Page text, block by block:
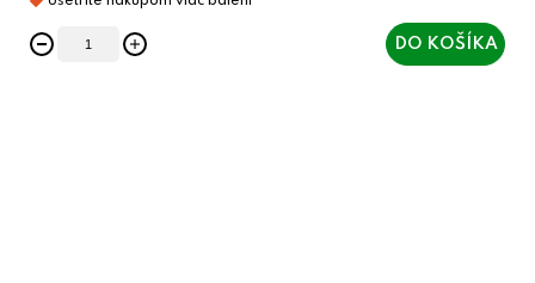
DO KOŠÍKA